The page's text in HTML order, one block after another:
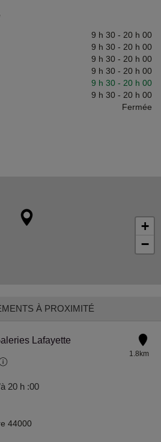
9 h 30 - 20 h 00
9 h 30 - 20 h 00
9 h 30 - 20 h 00
9 h 30 - 20 h 00
9 h 30 - 20 h 00
9 h 30 - 20 h 00
Fermée
+
−
À PROXIMITÉ
Lafayette
20 h :00
1.8km
44000